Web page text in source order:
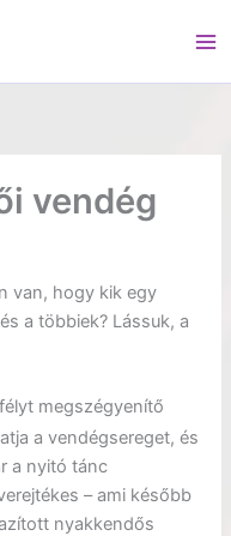
vendég
van, hogy kik egy
a többiek? Lássuk, a
megszégyenítő
a vendégsereget, és
a nyitó tánc
– ami később
nyakkendős